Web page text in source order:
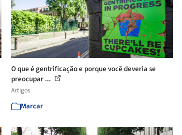
O que é gentrificação e porque você deveria se
preocupar ...
Artigos
Marcar